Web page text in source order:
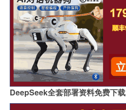
DeepSeek全套部署资料免费下载